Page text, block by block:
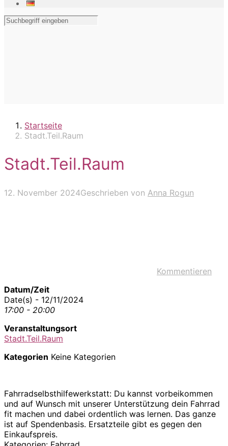
Startseite
Stadt.Teil.Raum
Stadt.Teil.Raum
12. November 2024Geschrieben von Anna Rogun
Kommentieren
Datum/Zeit
Date(s) - 12/11/2024
17:00 - 20:00
Veranstaltungsort
Stadt.Teil.Raum
Kategorien Keine Kategorien
Fahrradselbsthilfewerkstatt: Du kannst vorbeikommen
und auf Wunsch mit unserer Unterstützung dein Fahrrad
fit machen und dabei ordentlich was lernen. Das ganze
ist auf Spendenbasis. Ersatzteile gibt es gegen den
Einkaufspreis.